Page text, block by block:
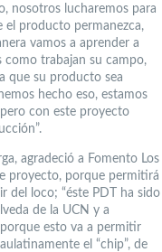
nosotros lucharemos para
el producto permanezca,
vamos a aprender a
como trabajan su campo,
que su producto sea
hecho eso, estamos
con este proyecto
agradeció a Fomento Los
proyecto, porque permitirá
del loco; “éste PDT ha sido
de la UCN y a
esto va a permitir
el “chip”, de